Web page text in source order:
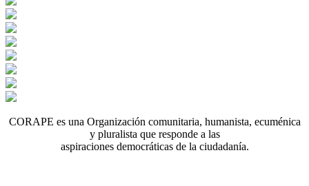
CORAPE es una Organización comunitaria, humanista, ecuménica
y pluralista que responde a las
aspiraciones democráticas de la ciudadanía.